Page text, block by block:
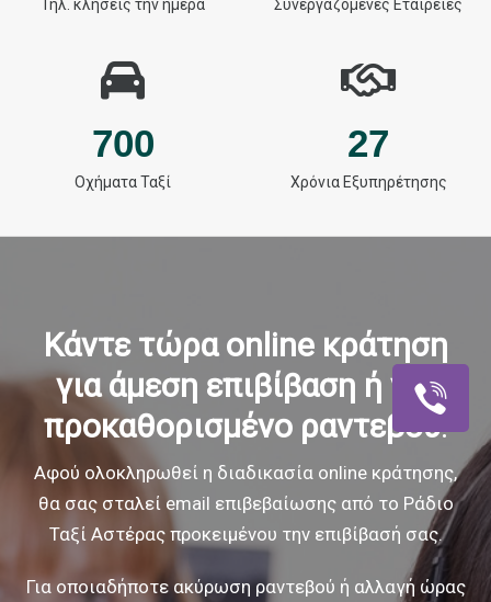
Τηλ. κλήσεις την ημέρα Συνεργαζόμενες Εταιρείες
700
Οχήματα Ταξί
27
Χρόνια Εξυπηρέτησης
Κάντε τώρα online κράτηση
για άμεση επιβίβαση ή για
προκαθορισμένο ραντεβού.
Αφού ολοκληρωθεί η διαδικασία online κράτησης,
θα σας σταλεί email επιβεβαίωσηςαπό το Ράδιο
Ταξί Αστέρας προκειμένου την επιβίβασή σας.
Για οποιαδήποτε ακύρωση ραντεβού ή αλλαγή ώρας